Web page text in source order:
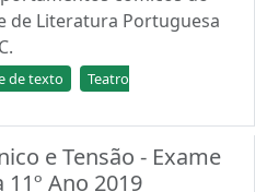
de Literatura Portuguesa
de texto
Teatro
e Tensão - Exame
Ano 2019